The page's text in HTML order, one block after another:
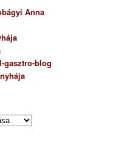
Anna
gasztro-blog